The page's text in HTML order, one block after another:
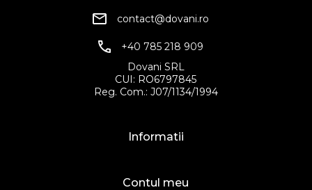
contact@dovani.ro
+40 785 218 909
Dovani SRL
CUI: RO6797845
Reg. Com.: J07/1134/1994
Informatii
Contul meu